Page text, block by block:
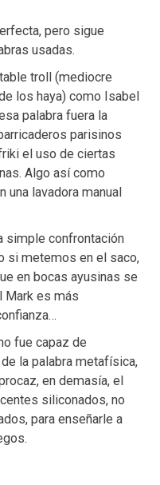
pero sigue
usadas.
troll (mediocre
los haya) como Isabel
palabra fuera la
parisinos
el uso de ciertas
Algo así como
una lavadora manual
simple confrontación
si metemos en el saco,
en bocas ayusinas se
Mark es más
fue capaz de
la palabra metafísica,
en demasía, el
siliconados, no
para enseñarle a